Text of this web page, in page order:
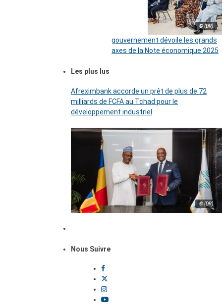
© (DR)
gouvernement dévoile les grands
axes de la Note économique 2025
Les plus lus
Afreximbank accorde un prêt de plus de 72
milliards de FCFA au Tchad pour le
développement industriel
© (DR)
Nous Suivre